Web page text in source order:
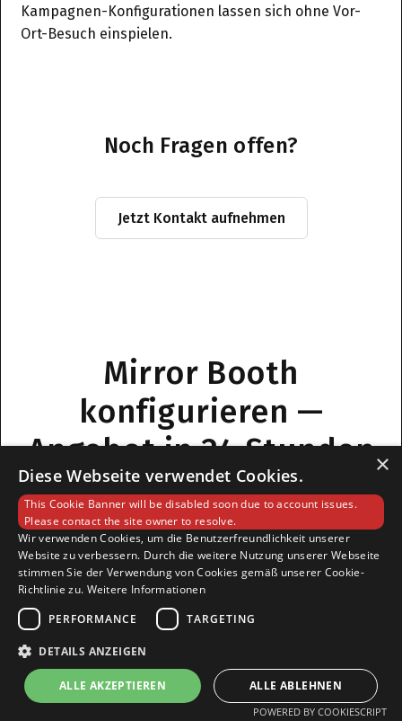
Kampagnen-Konfigurationen lassen sich ohne Vor-
Ort-Besuch einspielen.
Noch Fragen offen?
Jetzt Kontakt aufnehmen
Mirror Booth
konfigurieren —
Angebot in 24 Stunden
Unser Team meldet sich innerhalb von 24 Stunden mit einer
Empfehlung.
Vorname Nachname
Email
×
Diese Webseite verwendet Cookies.
This Cookie Banner will be disabled soon due to account issues.
Please contact the site owner to resolve.
Wir verwenden Cookies, um die Benutzerfreundlichkeit unserer
Website zu verbessern. Durch die weitere Nutzung unserer Webseite
stimmen Sie der Verwendung von Cookies gemäß unserer Cookie-
Richtlinie zu. Weitere Informationen
PERFORMANCE
TARGETING
DETAILS ANZEIGEN
ALLE AKZEPTIEREN ALLE ABLEHNEN
POWERED BY COOKIESCRIPT